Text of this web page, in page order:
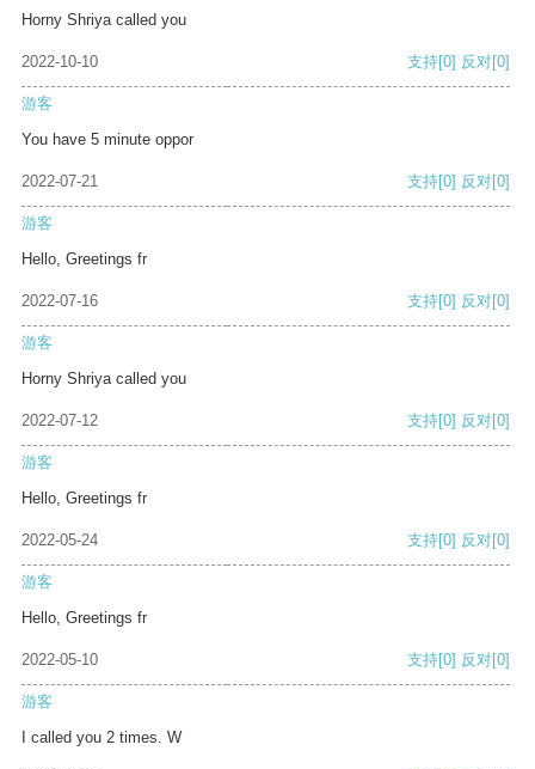
Horny Shriya called you
2022-10-10 支持[0] 反对[0]
游客
You have 5 minute oppor
2022-07-21 支持[0] 反对[0]
游客
Hello, Greetings fr
2022-07-16 支持[0] 反对[0]
游客
Horny Shriya called you
2022-07-12 支持[0] 反对[0]
游客
Hello, Greetings fr
2022-05-24 支持[0] 反对[0]
游客
Hello, Greetings fr
2022-05-10 支持[0] 反对[0]
游客
I called you 2 times. W